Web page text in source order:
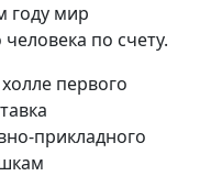
году мир
по счету.
первого
прикладного